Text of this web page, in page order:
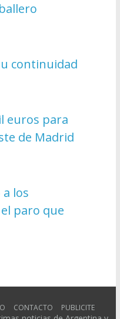
continuidad
euros para
de Madrid
los
paro que
CONTACTO PUBLICITE